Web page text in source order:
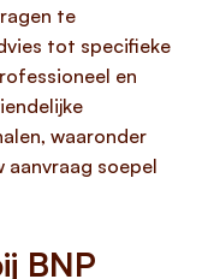
te
tot specifieke
en
waaronder
soepel
BNP